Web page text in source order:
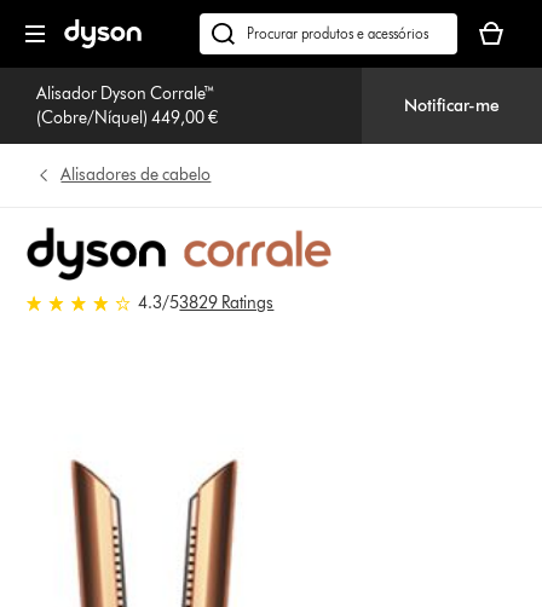
seguinte
Pesquisar
em
dyson.pt
seu
cesto
compras
está
Alisador Dyson Corrale™
(Cobre/Níquel) 449,00 €
Notificar-me
Alisadores de cabelo
4.3 estrelas de 5 em 3829 Ratings
4.3/53829 Ratings